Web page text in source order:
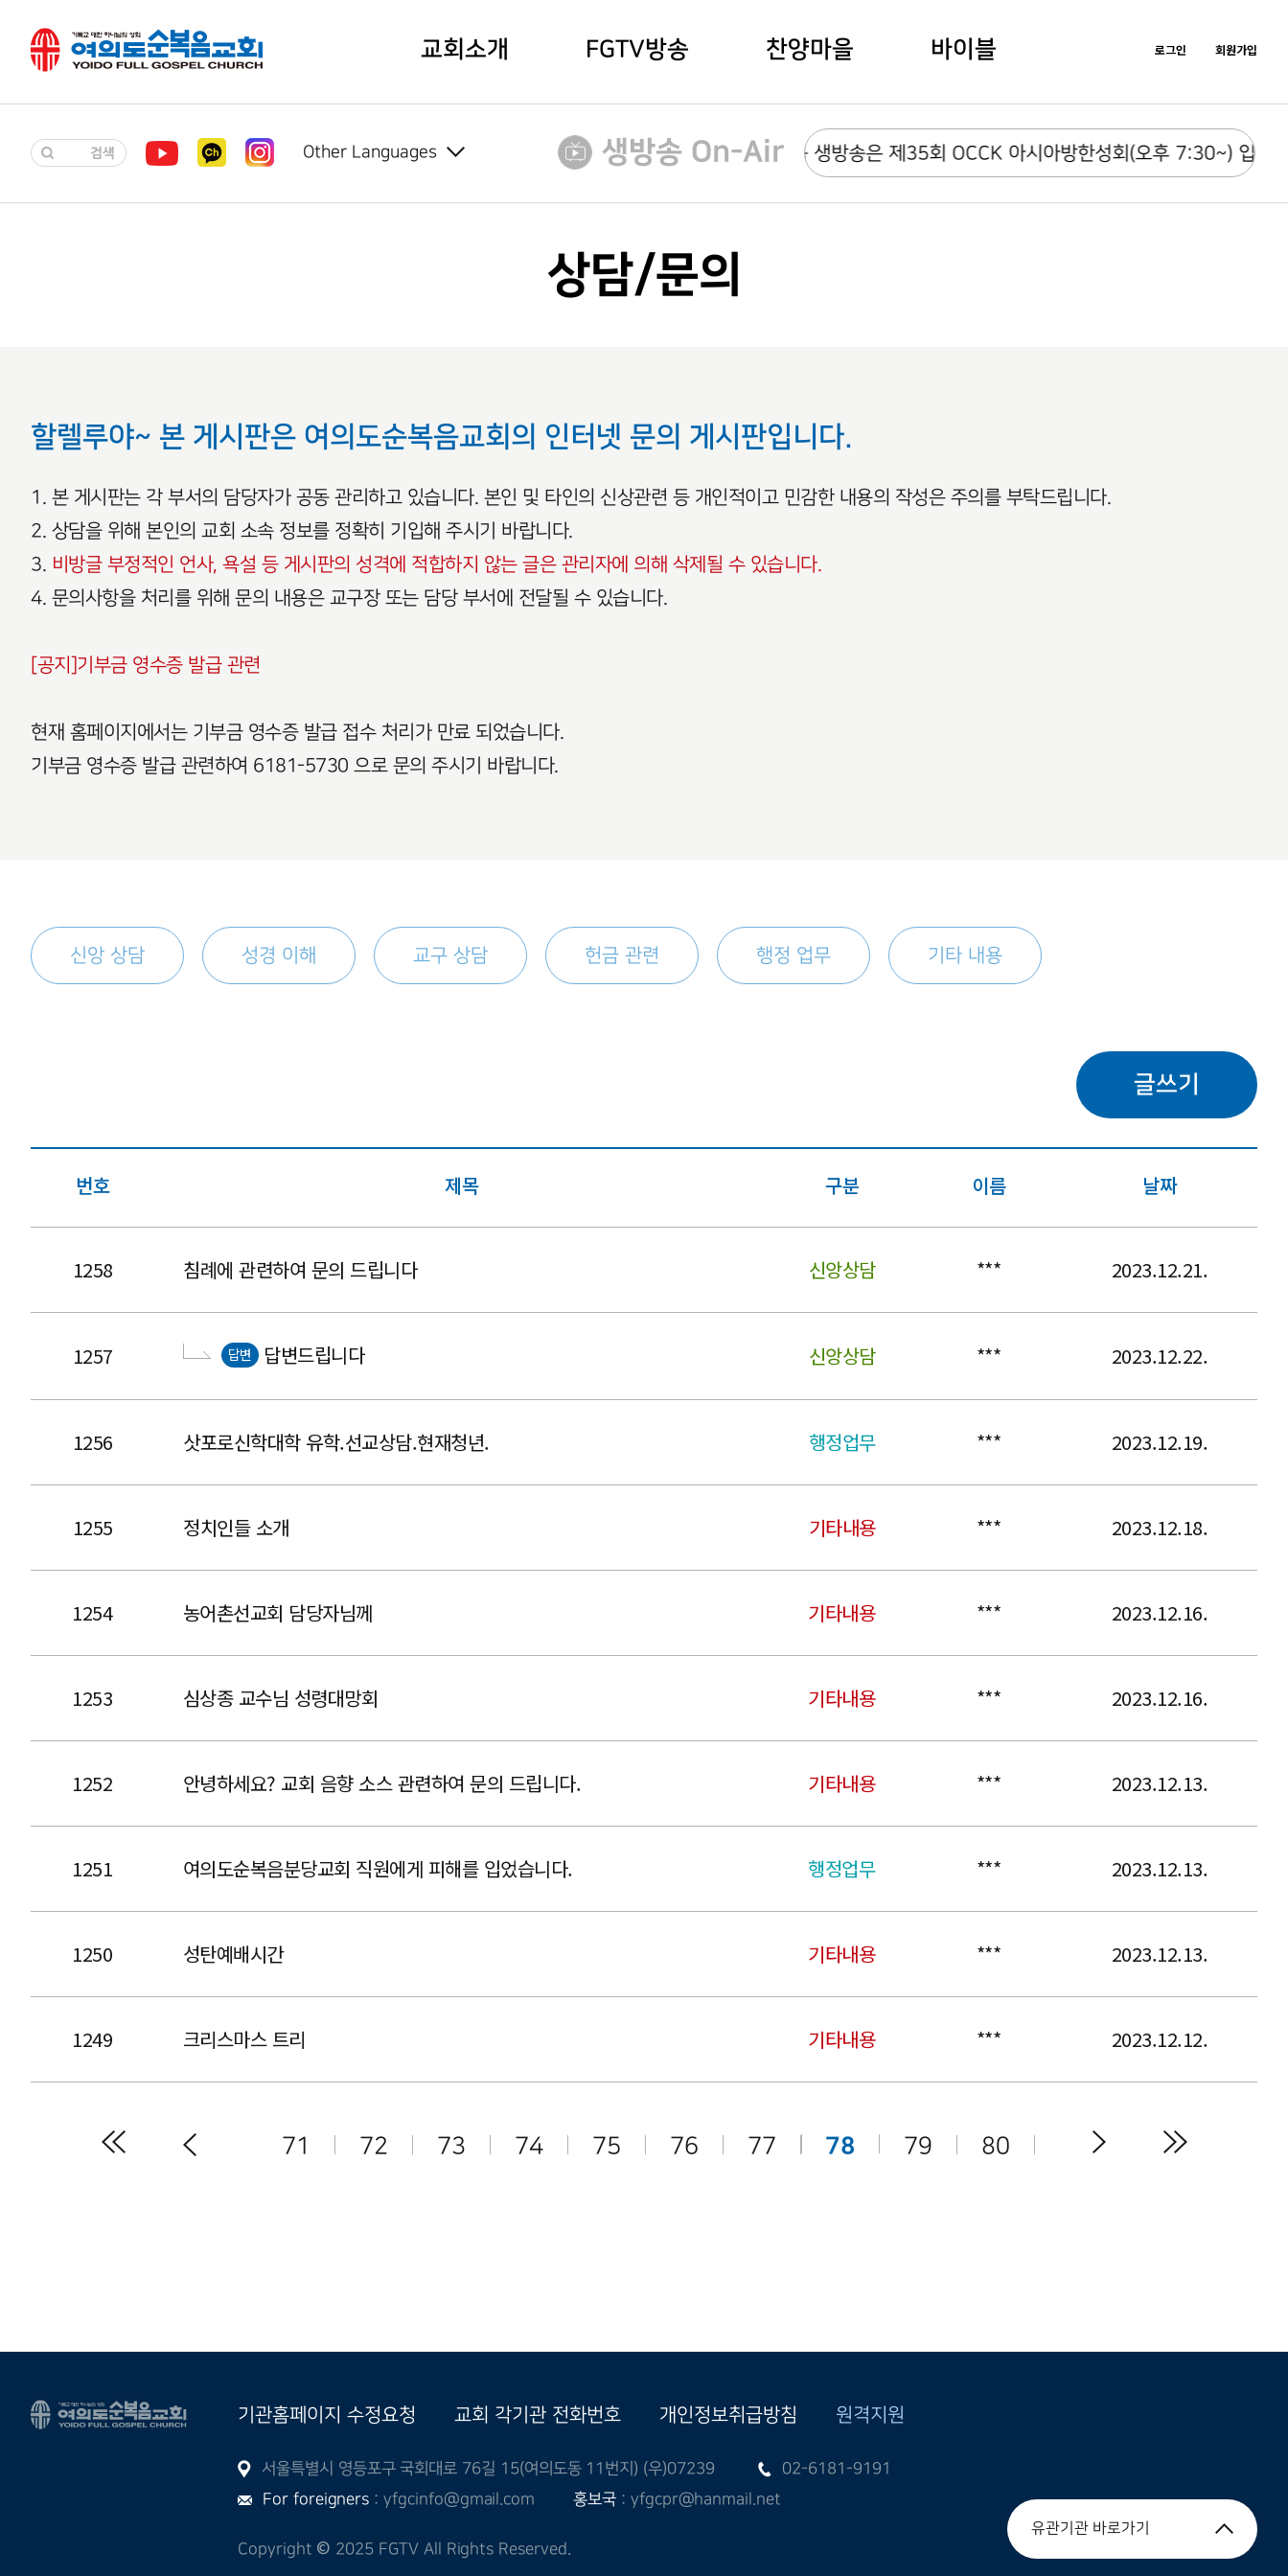
교회소개 FGTV방송 찬양마을 바이블 로그인 회원가입
Other Languages 생방송 On-Air다음 생방송은 제35회 OCCK 아시아방한성회(오후 7:30~) 입니다.
상담/문의
할렐루야~ 본 게시판은 여의도순복음교회의 인터넷 문의 게시판입니다.
1. 본 게시판는 각 부서의 담당자가 공동 관리하고 있습니다. 본인 및 타인의 신상관련 등 개인적이고 민감한 내용의 작성은 주의를 부탁드립니다.
2. 상담을 위해 본인의 교회 소속 정보를 정확히 기입해 주시기 바랍니다.
3. 비방글 부정적인 언사, 욕설 등 게시판의 성격에 적합하지 않는 글은 관리자에 의해 삭제될 수 있습니다.
4. 문의사항을 처리를 위해 문의 내용은 교구장 또는 담당 부서에 전달될 수 있습니다.
[공지]기부금 영수증 발급 관련
현재 홈페이지에서는 기부금 영수증 발급 접수 처리가 만료 되었습니다.
기부금 영수증 발급 관련하여 6181-5730 으로 문의 주시기 바랍니다.
신앙 상담 성경 이해 교구 상담 헌금 관련 행정 업무 기타 내용
글쓰기
번호 제목 구분 이름 날짜
1258 침례에 관련하여 문의 드립니다 신앙상담 *** 2023.12.21.
1257 답변 답변드립니다 신앙상담 *** 2023.12.22.
1256 삿포로신학대학 유학.선교상담.현재청년. 행정업무 *** 2023.12.19.
1255 정치인들 소개 기타내용 *** 2023.12.18.
1254 농어촌선교회 담당자님께 기타내용 *** 2023.12.16.
1253 심상종 교수님 성령대망회 기타내용 *** 2023.12.16.
1252 안녕하세요? 교회 음향 소스 관련하여 문의 드립니다. 기타내용 *** 2023.12.13.
1251 여의도순복음분당교회 직원에게 피해를 입었습니다. 행정업무 *** 2023.12.13.
1250 성탄예배시간 기타내용 *** 2023.12.13.
1249 크리스마스 트리 기타내용 *** 2023.12.12.
71 72 73 74 75 76 77 78 79 80
기관홈페이지 수정요청 교회 각기관 전화번호 개인정보취급방침 원격지원
서울특별시 영등포구 국회대로 76길 15(여의도동 11번지) (우)07239
02-6181-9191
For foreigners : yfgcinfo@gmail.com 홍보국 : yfgcpr@hanmail.net
Copyright © 2025 FGTV All Rights Reserved.
유관기관 바로가기